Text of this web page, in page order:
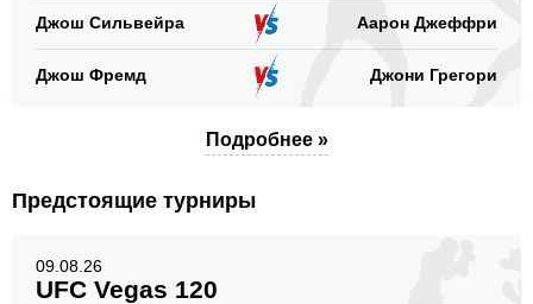
Джош Сильвейра Аарон Джеффри
Джош Фремд Джони Грегори
Подробнее »
Предстоящие турниры
09.08.26
UFC Vegas 120